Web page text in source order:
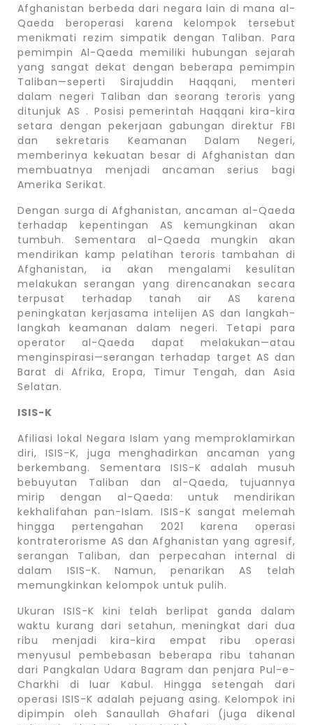
Afghanistan berbeda dari negara lain di mana al-
Qaeda beroperasi karena kelompok tersebut
menikmati rezim simpatik dengan Taliban. Para
pemimpin Al-Qaeda memiliki hubungan sejarah
yang sangat dekat dengan beberapa pemimpin
Taliban—seperti Sirajuddin Haqqani, menteri
dalam negeri Taliban dan seorang teroris yang
ditunjuk AS . Posisi pemerintah Haqqani kira-kira
setara dengan pekerjaan gabungan direktur FBI
dan sekretaris Keamanan Dalam Negeri,
memberinya kekuatan besar di Afghanistan dan
membuatnya menjadi ancaman serius bagi
Amerika Serikat.
Dengan surga di Afghanistan, ancaman al-Qaeda
terhadap kepentingan AS kemungkinan akan
tumbuh. Sementara al-Qaeda mungkin akan
mendirikan kamp pelatihan teroris tambahan di
Afghanistan, ia akan mengalami kesulitan
melakukan serangan yang direncanakan secara
terpusat terhadap tanah air AS karena
peningkatan kerjasama intelijen AS dan langkah-
langkah keamanan dalam negeri. Tetapi para
operator al-Qaeda dapat melakukan—atau
menginspirasi—serangan terhadap target AS dan
Barat di Afrika, Eropa, Timur Tengah, dan Asia
Selatan.
ISIS-K
Afiliasi lokal Negara Islam yang memproklamirkan
diri, ISIS-K, juga menghadirkan ancaman yang
berkembang. Sementara ISIS-K adalah musuh
bebuyutan Taliban dan al-Qaeda, tujuannya
mirip dengan al-Qaeda: untuk mendirikan
kekhalifahan pan-Islam. ISIS-K sangat melemah
hingga pertengahan 2021 karena operasi
kontraterorisme AS dan Afghanistan yang agresif,
serangan Taliban, dan perpecahan internal di
dalam ISIS-K. Namun, penarikan AS telah
memungkinkan kelompok untuk pulih.
Ukuran ISIS-K kini telah berlipat ganda dalam
waktu kurang dari setahun, meningkat dari dua
ribu menjadi kira-kira empat ribu operasi
menyusul pembebasan beberapa ribu tahanan
dari Pangkalan Udara Bagram dan penjara Pul-e-
Charkhi di luar Kabul. Hingga setengah dari
operasi ISIS-K adalah pejuang asing. Kelompok ini
dipimpin oleh Sanaullah Ghafari (juga dikenal